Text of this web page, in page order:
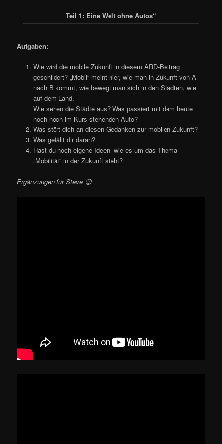
Teil 1: Eine Welt ohne Autos“
Aufgaben:
Wie wird die mobile Zukunft in diesem ARD-Beitrag
geschildert? „Mobil“ meint hier, wie man in Zukunft von A
nach B kommt, wie bewegt man sich in den Städten, wie
auf dem Land.
Wie sehen die Städte aus? Was passiert mit dem heute
noch noch im Kurs stehenden Auto?
Was stört dich an diesen Gedanken zur mobilen Zukunft?
Was gefällt dir daran?
Hast du noch eigene Ideen, wie es um das Thema
„Mobilität“ in der Zukunft steht?
Ergänzungen für Steve 😉